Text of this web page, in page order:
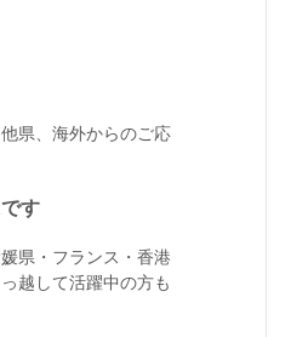
県、海外からのご応
す
県・フランス・香港
越して活躍中の方も